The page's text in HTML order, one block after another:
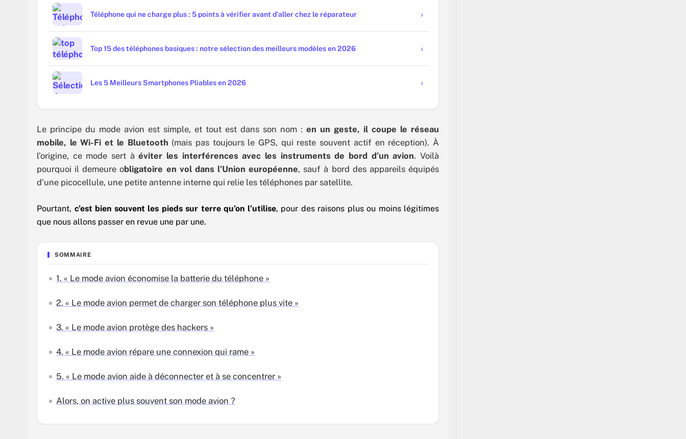
Téléphone qui ne charge plus : 5 points à vérifier avant d'aller chez le réparateur
Top 15 des téléphones basiques : notre sélection des meilleurs modèles en 2026
Les 5 Meilleurs Smartphones Pliables en 2026
Le principe du mode avion est simple, et tout est dans son nom : en un geste, il coupe le réseau
mobile, le Wi-Fi et le Bluetooth (mais pas toujours le GPS, qui reste souvent actif en réception). À
l’origine, ce mode sert à éviter les interférences avec les instruments de bord d’un avion. Voilà
pourquoi il demeure obligatoire en vol dans l’Union européenne, sauf à bord des appareils équipés
d’une picocellule, une petite antenne interne qui relie les téléphones par satellite.
Pourtant, c’est bien souvent les pieds sur terre qu’on l’utilise, pour des raisons plus ou moins légitimes
que nous allons passer en revue une par une.
SOMMAIRE
1. « Le mode avion économise la batterie du téléphone »
2. « Le mode avion permet de charger son téléphone plus vite »
3. « Le mode avion protège des hackers »
4. « Le mode avion répare une connexion qui rame »
5. « Le mode avion aide à déconnecter et à se concentrer »
Alors, on active plus souvent son mode avion ?